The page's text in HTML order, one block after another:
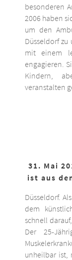
besonderen
2006 haben
um den
Düsseldorf
mit einem
engagieren.
Kindern,
veranstalten
31. Mai
ist aus
Düsseldorf.
dem
schnell
Der 25-
unheilbar ist,